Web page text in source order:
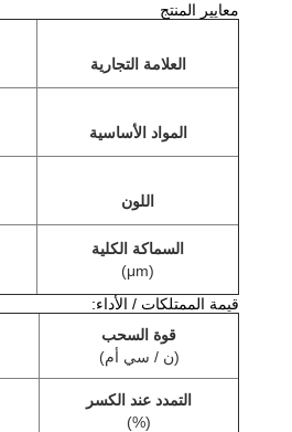
معايير المنتج
العلامة التجارية
المواد الأساسية
اللون
السماكة الكلية
(
μm
)
قيمة الممتلكات / الأداء:
قوة السحب
(ن / سي أم)
التمدد عند الكسر
(%)